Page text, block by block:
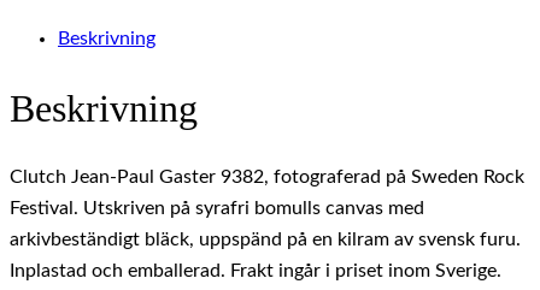
Beskrivning
Beskrivning
Clutch Jean-Paul Gaster 9382, fotograferad på Sweden Rock
Festival. Utskriven på syrafri bomulls canvas med
arkivbeständigt bläck, uppspänd på en kilram av svensk furu.
Inplastad och emballerad. Frakt ingår i priset inom Sverige.